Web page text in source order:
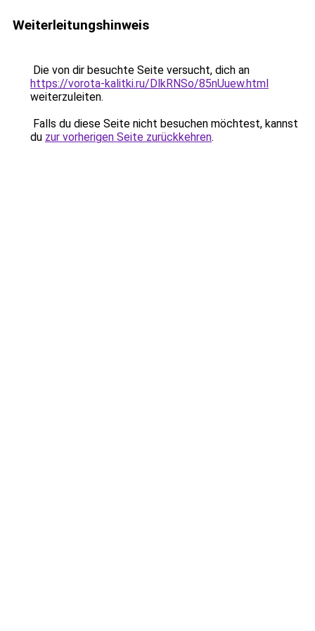
Weiterleitungshinweis
Die von dir besuchte Seite versucht, dich an
https://vorota-kalitki.ru/DlkRNSo/85nUuew.html
weiterzuleiten.
Falls du diese Seite nicht besuchen möchtest, kannst
du zur vorherigen Seite zurückkehren.